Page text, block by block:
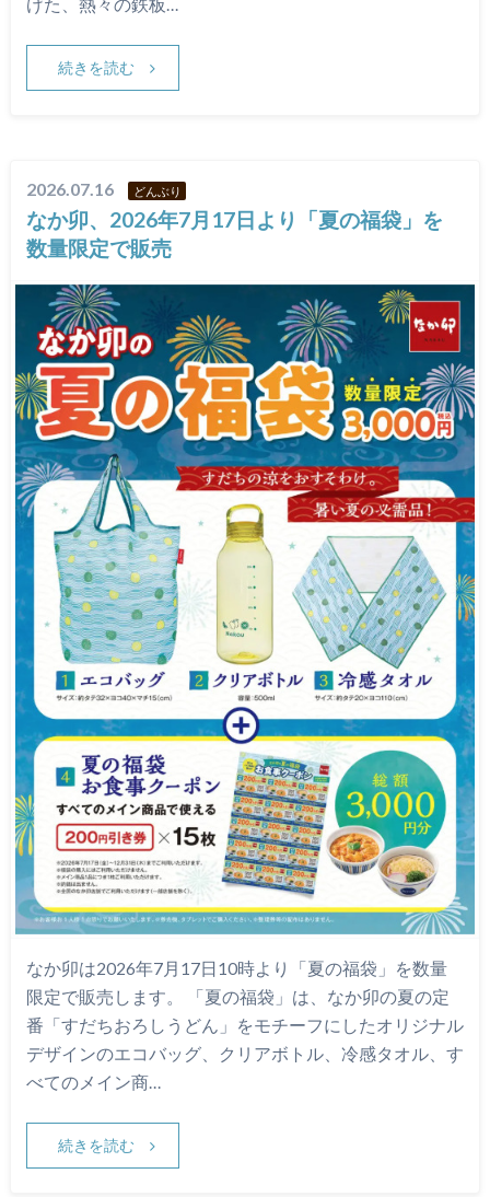
続きを読む
2026.07.16 どんぶり
なか卯、2026年7月17日より「夏の福袋」を
数量限定で販売
なか卯は2026年7月17日10時より「夏の福袋」を数量
限定で販売します。 「夏の福袋」は、なか卯の夏の定
番「すだちおろしうどん」をモチーフにしたオリジナル
デザインのエコバッグ、クリアボトル、冷感タオル、す
べてのメイン商…
続きを読む